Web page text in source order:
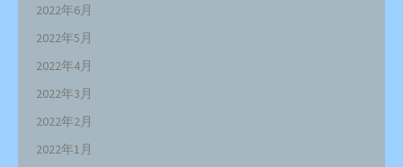
2022年6月
2022年5月
2022年4月
2022年3月
2022年2月
2022年1月